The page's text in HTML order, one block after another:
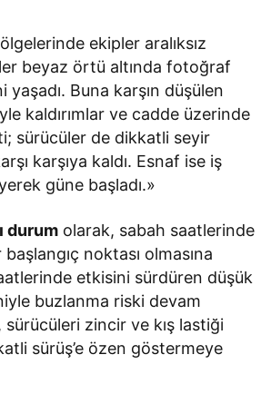
ekipler aralıksız
beyaz örtü altında fotoğraf
Buna karşın düşülen
kaldırımlar ve cadde üzerinde
sürücüler de dikkatli seyir
karşıya kaldı. Esnaf ise iş
güne başladı.»
durum olarak, sabah saatlerinde
​​noktası olmasına
etkisini sürdüren düşük
buzlanma riski devam
zincir ve kış lastiği
sürüş’e özen göstermeye